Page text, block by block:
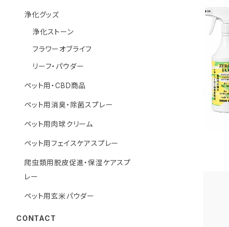
浄化グッズ
浄化ストーン
フラワーオブライフ
リーフ・パウダー
ペット用・CBD商品
ペット用消臭・除菌スプレー
ペット用肉球クリーム
ペット用フェイスケアスプレー
爬虫類用脱皮促進・保湿ケアスプ
レー
ペット用玄米パウダー
CONTACT